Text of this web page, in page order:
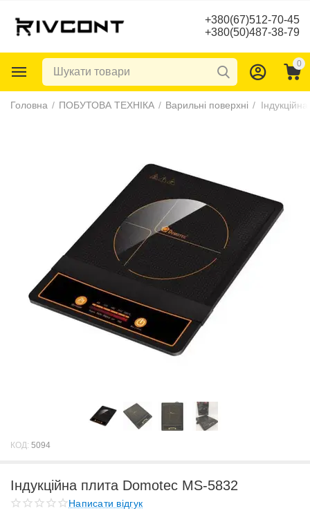
+380(67)512-70-45
+380(50)487-38-79
0
Головна / ПОБУТОВА ТЕХНІКА / Варильні поверхні /
КОД: 5094
Індукційна плита Domotec MS-5832
Написати відгук